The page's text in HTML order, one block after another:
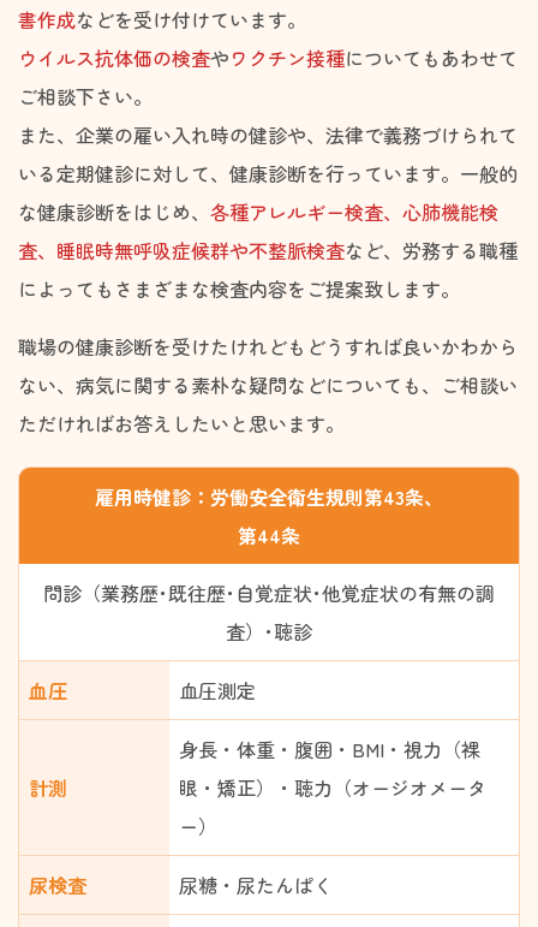
書作成などを受け付けています。
ウイルス抗体価の検査やワクチン接種についてもあわせて
ご相談下さい。
また、企業の雇い入れ時の健診や、法律で義務づけられて
いる定期健診に対して、健康診断を行っています。一般的
な健康診断をはじめ、 各種アレルギー検査、心肺機能検
査、睡眠時無呼吸症候群や不整脈検査など、労務する職種
によってもさまざまな検査内容をご提案致します。
職場の健康診断を受けたけれどもどうすれば良いかわから
ない、病気に関する素朴な疑問などについても、ご相談い
ただければお答えしたいと思います。
雇用時健診：労働安全衛生規則第43条、
第44条
問診（業務歴･既往歴･自覚症状･他覚症状の有無の調
査）･聴診
血圧 血圧測定
計測
身長・体重・腹囲・BMI・視力（裸
眼・矯正）・聴力（オージオメータ
ー）
尿検査 尿糖・尿たんぱく